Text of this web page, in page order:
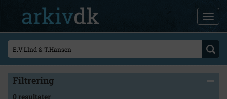
Filtrering
0 resultater